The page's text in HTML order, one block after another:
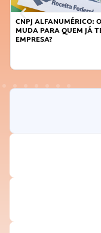
CNPJ ALFANUMÉRICO:
MUDA PARA QUEM JÁ
EMPRESA?